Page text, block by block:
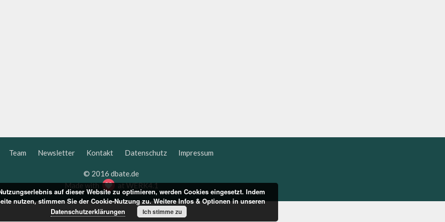
Team Newsletter Kontakt Datenschutz Impressum
© 2016 dbate.de
Made with
atWERK4.1
auf dieser Website zu optimieren, werden Cookies eingesetzt. Indem
nutzen, stimmen Sie der Cookie-Nutzung zu. Weitere Infos & Optionen in unseren
Datenschutzerklärungen
Ich stimme zu